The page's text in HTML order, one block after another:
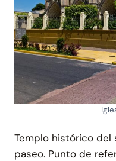
Templo histórico del
paseo. Punto de